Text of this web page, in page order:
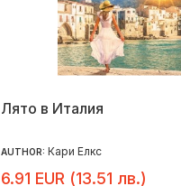
Лято в Италия
AUTHOR: Кари Елкс
6.91 EUR (13.51 лв.)